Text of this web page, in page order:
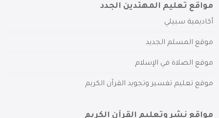
مواقع تعليم المهتدين الجدد
أكاديمية سبيلي
موقع المسلم الجديد
موقع الصلاة في الإسلام
موقع تعليم تفسير وتجويد القرآن الكريم
مواقع نشر وتعليم القرآن الكريم